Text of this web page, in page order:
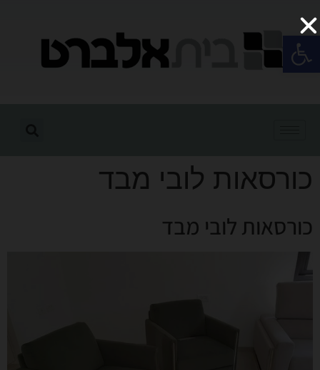
פתח סרגל נגישות
כורסאות לובי מבד
כורסאות לובי מבד